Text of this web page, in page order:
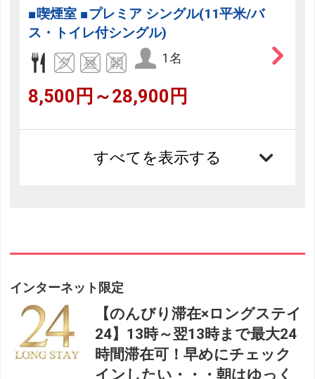
■喫煙室 ■プレミア シングル(11平米/バ
ス・トイレ付シングル)
1名
8,500円～28,900円
すべてを表示する
インターネット限定
【のんびり滞在×ロングステイ
24】13時～翌13時まで最大24
時間滞在可！早めにチェック
インしたい・・・朝はゆっく